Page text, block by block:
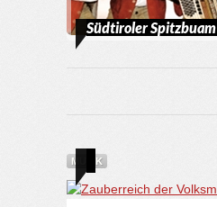
Südtiroler Spitzbuam
MUSIK